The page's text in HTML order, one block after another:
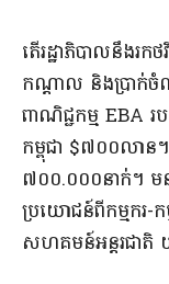
តើ​រដ្ឋាភិបាល​នឹង​រ
កណ្តាល និង​ប្រាក់​ចំ
ពាណិជ្ជកម្ម EBA
កម្ពុជា $៧០០​លាន​។
៧០០.០០០​នាក់​។
ប្រយោជន៍​ពី​កម្មករ​-​
សហគមន៍​អន្តរជាតិ